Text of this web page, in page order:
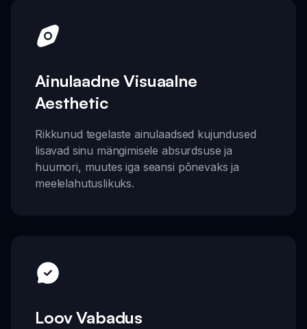
Ainulaadne Visuaalne
Aesthetic
Rikkunud tegelaste ainulaadsed kujundused
lisavad sinu mängimisele absurdsuse ja
huumori, muutes iga seansi põnevaks ja
meelelahutuslikuks.
Loov Vabadus